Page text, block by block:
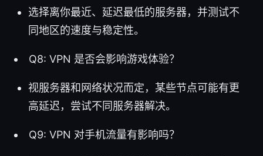
选择离你最近、延迟最低的服务器，并测试不
同地区的速度与稳定性。
Q8: VPN 是否会影响游戏体验？
视服务器和网络状况而定，某些节点可能有更
高延迟，尝试不同服务器解决。
Q9: VPN 对手机流量有影响吗？